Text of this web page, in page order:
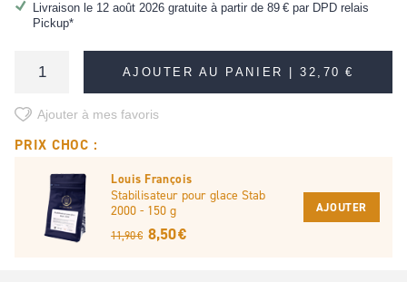
Livraison le 12 août 2026 gratuite à partir de 89 €par DPD relais
Pickup*
AJOUTER AU PANIER |32,70 €
Ajouter à mes favoris
PRIX CHOC :
Louis François
Stabilisateur pour glace Stab
2000 - 150 g
11,90 € 8,50 €
AJOUTER